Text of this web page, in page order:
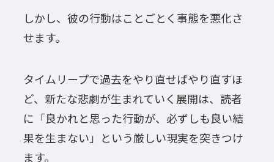
しかし、彼の行動はことごとく事態を悪化さ
せます。
タイムリープで過去をやり直せばやり直すほ
ど、新たな悲劇が生まれていく展開は、読者
に「良かれと思った行動が、必ずしも良い結
果を生まない」という厳しい現実を突きつけ
ます。